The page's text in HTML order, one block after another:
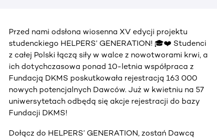
Przed nami odsłona wiosenna XV edycji projektu
studenckiego HELPERS’ GENERATION! 🎓❤️ Studenci
z całej Polski łączą siły w walce z nowotworami krwi, a
ich dotychczasowa ponad 10-letnia współpraca z
Fundacją DKMS poskutkowała rejestracją 163 000
nowych potencjalnych Dawców. Już w kwietniu na 57
uniwersytetach odbędą się akcje rejestracji do bazy
Fundacji DKMS!
Dołącz do HELPERS’ GENERATION, zostań Dawcą